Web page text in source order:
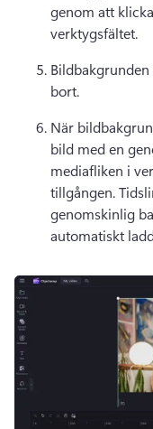
genom att
verktygsfältet.
bort.
När
bild med en
mediafliken i
tillgången.
genomskinlig
automatiskt